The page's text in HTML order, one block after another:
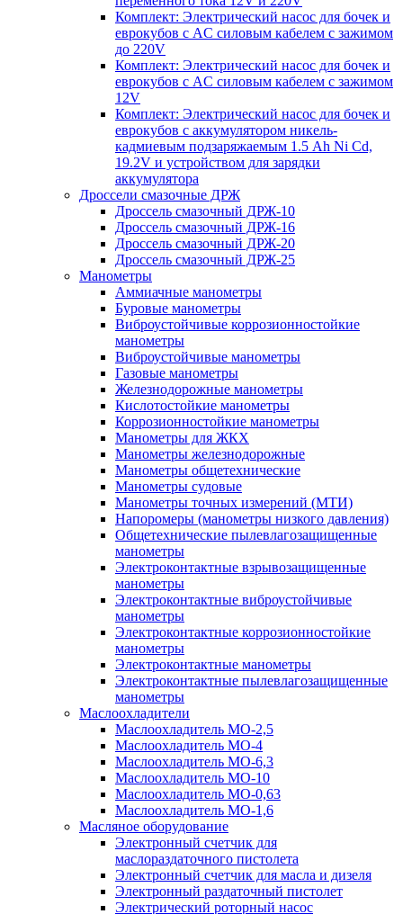
Комплект: Электрический насос для бочек и
еврокубов с AC силовым кабелем с зажимом
до 220V
Комплект: Электрический насос для бочек и
еврокубов с AC силовым кабелем с зажимом
12V
Комплект: Электрический насос для бочек и
еврокубов с аккумулятором никель-
кадмиевым подзаряжаемым 1.5 Ah Ni Cd,
19.2V и устройством для зарядки
аккумулятора
Дроссели смазочные ДРЖ
Дроссель смазочный ДРЖ-10
Дроссель смазочный ДРЖ-16
Дроссель смазочный ДРЖ-20
Дроссель смазочный ДРЖ-25
Манометры
Аммиачные манометры
Буровые манометры
Виброустойчивые коррозионностойкие
манометры
Виброустойчивые манометры
Газовые манометры
Железнодорожные манометры
Кислотостойкие манометры
Коррозионностойкие манометры
Манометры для ЖКХ
Манометры железнодорожные
Манометры общетехнические
Манометры судовые
Манометры точных измерений (МТИ)
Напоромеры (манометры низкого давления)
Общетехнические пылевлагозащищенные
манометры
Электроконтактные взрывозащищенные
манометры
Электроконтактные виброустойчивые
манометры
Электроконтактные коррозионностойкие
манометры
Электроконтактные манометры
Электроконтактные пылевлагозащищенные
манометры
Маслоохладители
Маслоохладитель MO-2,5
Маслоохладитель MO-4
Маслоохладитель МО-6,3
Маслоохладитель МО-10
Маслоохладитель MO-0,63
Маслоохладитель MO-1,6
Масляное оборудование
Электронный счетчик для
маслораздаточного пистолета
Электронный счетчик для масла и дизеля
Электронный раздаточный пистолет
Электрический роторный насос